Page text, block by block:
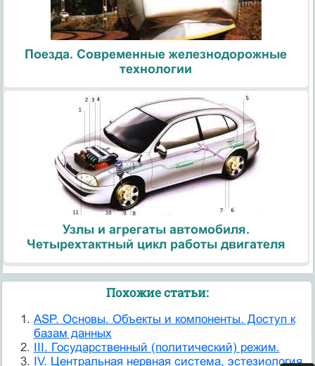
Поезда. Современные железнодорожные
технологии
Узлы и агрегаты автомобиля.
Четырехтактный цикл работы двигателя
Похожие статьи:
ASP. Основы. Объекты и компоненты. Доступ к
базам данных
III. Государственный (политический) режим.
IV. Центральная нервная система, эстезиология